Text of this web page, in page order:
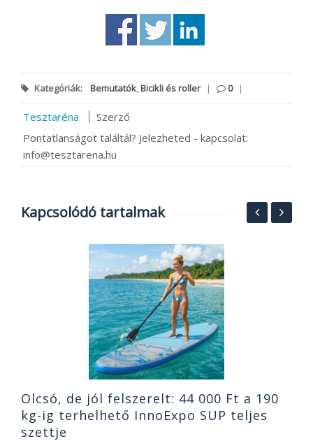
Kategóriák: Bemutatók,Bicikli és roller | 0 |
Tesztaréna
Szerző
Pontatlanságot találtál? Jelezheted - kapcsolat:
info@tesztarena.hu
Kapcsolódó tartalmak
Olcsó, de jól felszerelt: 44 000 Ft a 190
kg-ig terhelhető InnoExpo SUP teljes
szettje